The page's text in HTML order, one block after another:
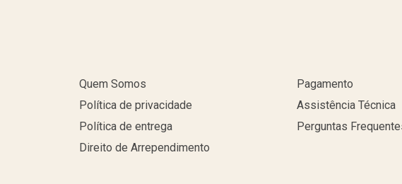
Quem Somos
Política de privacidade
Política de entrega
Direito de Arrependimento
Pagamento
Assistência Técnica
Perguntas